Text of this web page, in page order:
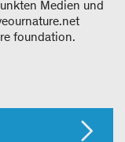
Medien und
foundation.